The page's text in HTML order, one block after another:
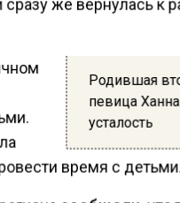
Родившая
певица
усталость
время с детьми.